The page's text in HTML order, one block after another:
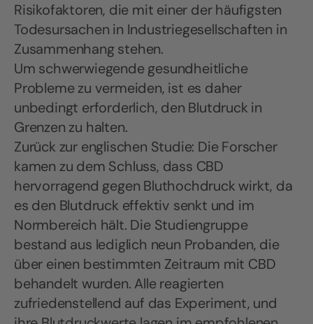
Risikofaktoren, die mit einer der häufigsten
Todesursachen in Industriegesellschaften in
Zusammenhang stehen.
Um schwerwiegende gesundheitliche
Probleme zu vermeiden, ist es daher
unbedingt erforderlich, den Blutdruck in
Grenzen zu halten.
Zurück zur englischen Studie: Die Forscher
kamen zu dem Schluss, dass CBD
hervorragend gegen Bluthochdruck wirkt, da
es den Blutdruck effektiv senkt und im
Normbereich hält. Die Studiengruppe
bestand aus lediglich neun Probanden, die
über einen bestimmten Zeitraum mit CBD
behandelt wurden. Alle reagierten
zufriedenstellend auf das Experiment, und